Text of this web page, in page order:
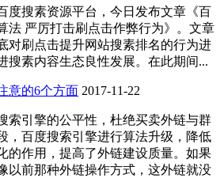
度搜素资源平台，今日发布文章《百
法 严厉打击刷点击作弊行为》。文章
对刷点击提升网站搜素排名的行为进
搜素内容生态良性发展。在此期间...
意的6个方面 2017-11-22
索引擎的公平性，杜绝买卖外链与群
，百度搜索引擎进行算法升级，降低
的作用，提高了外链建设质量。如果
以前那种外链操作方式，这外链就没